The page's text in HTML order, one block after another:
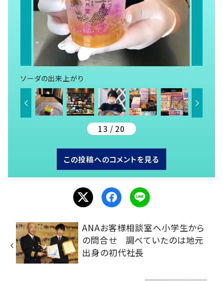
ソーダの出来上がり
13 / 20
この投稿へのコメントを見る
ANAお客様相談室へ小学生から
の問合せ 調べていたのは地元
出身の初代社長